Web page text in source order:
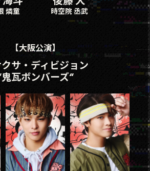
燐童 時空院 丞武
【大阪公演】
サ・ディビジョン
瓦ボンバーズ“